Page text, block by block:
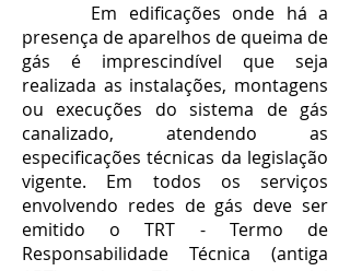
Em edificações onde há a
presença de aparelhos de queima de
gás é imprescindível que seja
realizada as instalações, montagens
ou execuções do sistema de gás
canalizado, atendendo as
especificações técnicas da legislação
vigente. Em todos os serviços
envolvendo redes de gás deve ser
emitido o TRT - Termo de
Responsabilidade Técnica (antiga